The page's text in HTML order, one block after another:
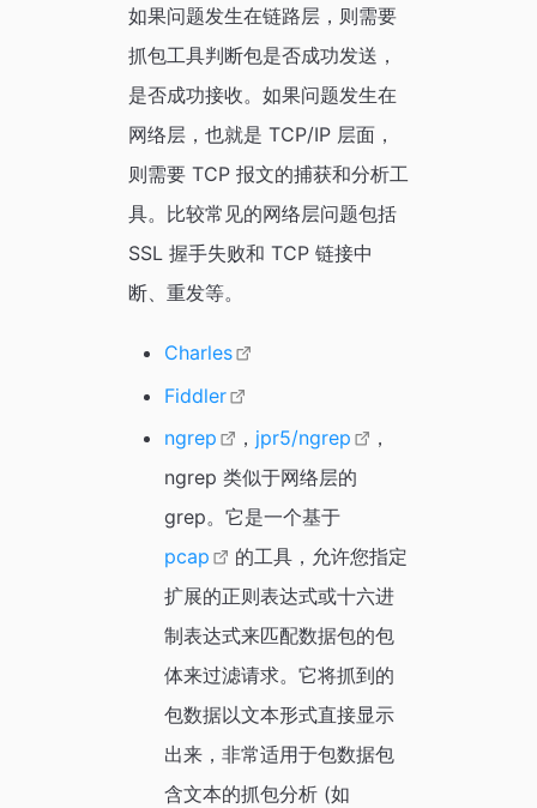
如果问题发生在链路层，则需要
抓包工具判断包是否成功发送，
是否成功接收。如果问题发生在
网络层，也就是 TCP/IP 层面，
则需要 TCP 报文的捕获和分析工
具。比较常见的网络层问题包括
SSL 握手失败和 TCP 链接中
断、重发等。
Charles
Fiddler
ngrep
， jpr5/ngrep
，
ngrep 类似于网络层的
grep。它是一个基于
pcap
的工具，允许您指定
扩展的正则表达式或十六进
制表达式来匹配数据包的包
体来过滤请求。它将抓到的
包数据以文本形式直接显示
出来，非常适用于包数据包
含文本的抓包分析 (如